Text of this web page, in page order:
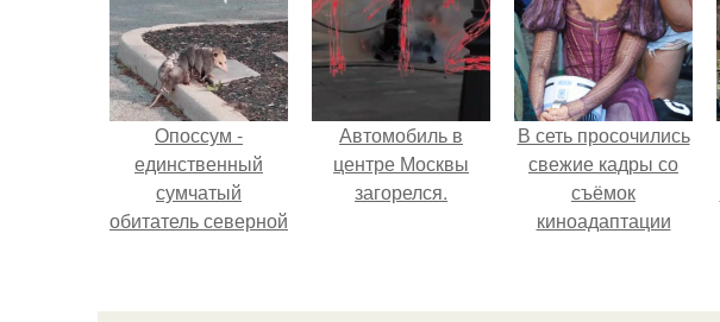
Опоссум -
единственный
сумчатый
обитатель северной
Автомобиль в
центре Москвы
загорелся.
В сеть просочились
свежие кадры со
съёмок
киноадаптации
моментально